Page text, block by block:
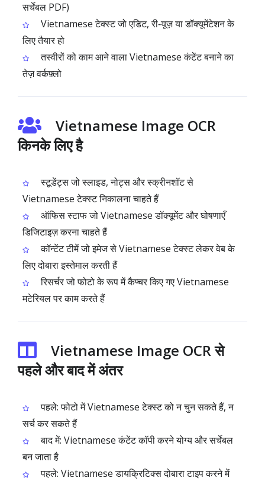
सर्चेबल PDF)
Vietnamese टेक्स्ट जो एडिट, री‑यूज़ या डॉक्यूमेंटेशन के
लिए तैयार हो
तस्वीरों को काम आने वाला Vietnamese कंटेंट बनाने का
तेज़ वर्कफ़्लो
Vietnamese Image OCR
किनके लिए है
स्टूडेंट्स जो स्लाइड, नोट्स और स्क्रीनशॉट से
Vietnamese टेक्स्ट निकालना चाहते हैं
ऑफिस स्टाफ जो Vietnamese डॉक्यूमेंट और घोषणाएँ
डिजिटाइज़ करना चाहते हैं
कॉन्टेंट टीमें जो इमेज से Vietnamese टेक्स्ट लेकर वेब के
लिए दोबारा इस्तेमाल करती हैं
रिसर्चर जो फोटो के रूप में कैप्चर किए गए Vietnamese
मटेरियल पर काम करते हैं
Vietnamese Image OCR से
पहले और बाद में अंतर
पहले: फोटो में Vietnamese टेक्स्ट को न चुन सकते हैं, न
सर्च कर सकते हैं
बाद में: Vietnamese कंटेंट कॉपी करने योग्य और सर्चेबल
बन जाता है
पहले: Vietnamese डायक्रिटिक्स दोबारा टाइप करने में